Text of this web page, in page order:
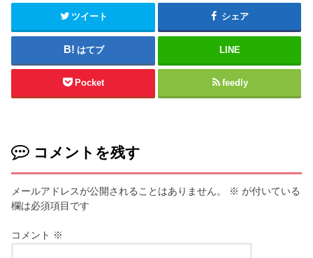
ツイート シェア
はてブ LINE
Pocket feedly
コメントを残す
メールアドレスが公開されることはありません。 ※ が付いている
欄は必須項目です
コメント ※